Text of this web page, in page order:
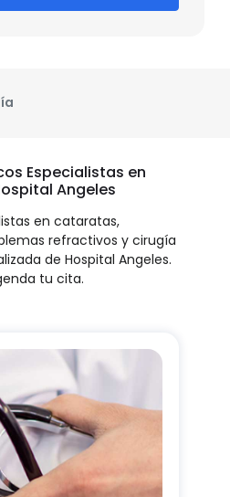
Especialistas en
Angeles
en cataratas,
refractivos y cirugía
de Hospital Angeles.
tu cita.